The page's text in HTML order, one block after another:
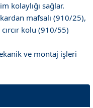
kolaylığı sağlar.
mafsalı (910/25),
kolu (910/55)
ve montaj işleri